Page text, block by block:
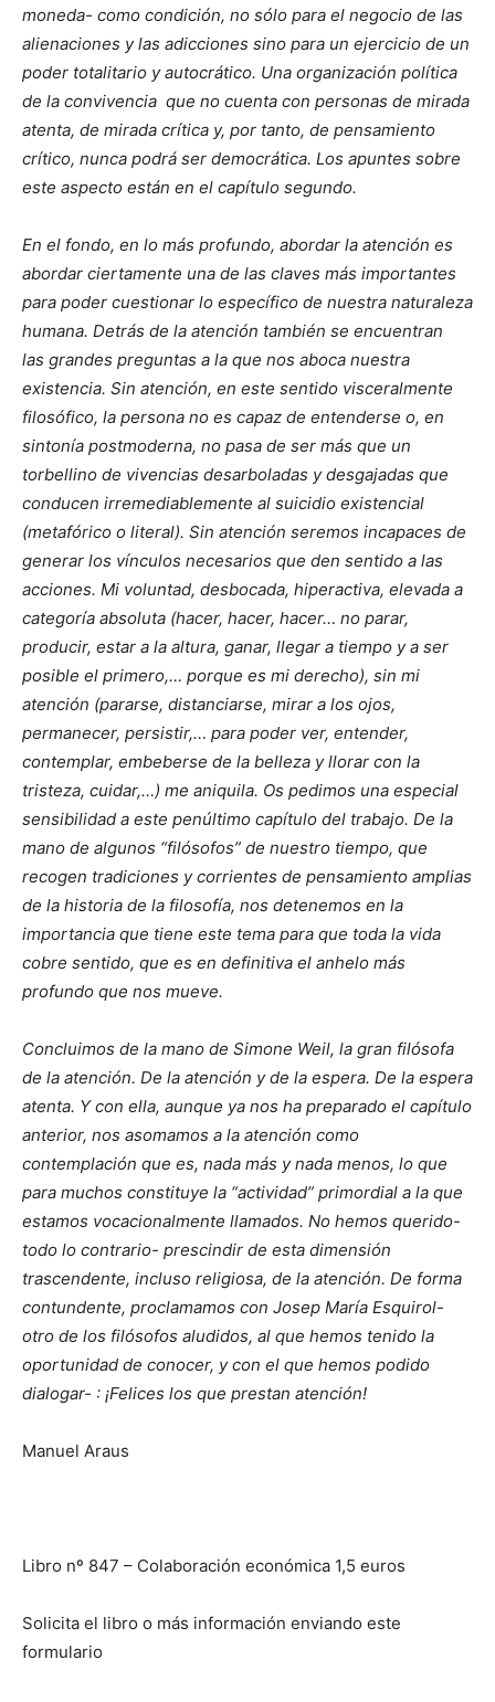
moneda- como condición, no sólo para el negocio de las
alienaciones y las adicciones sino para un ejercicio de un
poder totalitario y autocrático. Una organización política
de la convivencia que no cuenta con personas de mirada
atenta, de mirada crítica y, por tanto, de pensamiento
crítico, nunca podrá ser democrática. Los apuntes sobre
este aspecto están en el capítulo segundo.
En el fondo, en lo más profundo, abordar la atención es
abordar ciertamente una de las claves más importantes
para poder cuestionar lo específico de nuestra naturaleza
humana. Detrás de la atención también se encuentran
las grandes preguntas a la que nos aboca nuestra
existencia. Sin atención, en este sentido visceralmente
filosófico, la persona no es capaz de entenderse o, en
sintonía postmoderna, no pasa de ser más que un
torbellino de vivencias desarboladas y desgajadas que
conducen irremediablemente al suicidio existencial
(metafórico o literal). Sin atención seremos incapaces de
generar los vínculos necesarios que den sentido a las
acciones. Mi voluntad, desbocada, hiperactiva, elevada a
categoría absoluta (hacer, hacer, hacer… no parar,
producir, estar a la altura, ganar, llegar a tiempo y a ser
posible el primero,… porque es mi derecho), sin mi
atención (pararse, distanciarse, mirar a los ojos,
permanecer, persistir,… para poder ver, entender,
contemplar, embeberse de la belleza y llorar con la
tristeza, cuidar,…) me aniquila. Os pedimos una especial
sensibilidad a este penúltimo capítulo del trabajo. De la
mano de algunos “filósofos” de nuestro tiempo, que
recogen tradiciones y corrientes de pensamiento amplias
de la historia de la filosofía, nos detenemos en la
importancia que tiene este tema para que toda la vida
cobre sentido, que es en definitiva el anhelo más
profundo que nos mueve.
Concluimos de la mano de Simone Weil, la gran filósofa
de la atención. De la atención y de la espera. De la espera
atenta. Y con ella, aunque ya nos ha preparado el capítulo
anterior, nos asomamos a la atención como
contemplación que es, nada más y nada menos, lo que
para muchos constituye la “actividad” primordial a la que
estamos vocacionalmente llamados. No hemos querido-
todo lo contrario- prescindir de esta dimensión
trascendente, incluso religiosa, de la atención. De forma
contundente, proclamamos con Josep María Esquirol-
otro de los filósofos aludidos, al que hemos tenido la
oportunidad de conocer, y con el que hemos podido
dialogar- : ¡Felices los que prestan atención!
Manuel Araus
Libro nº 847 – Colaboración económica 1,5 euros
Solicita el libro o más información enviando este
formulario